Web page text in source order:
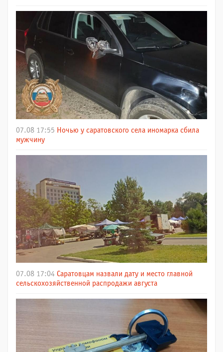
07.08 17:55 Ночью у саратовского села иномарка сбила
мужчину
07.08 17:04 Саратовцам назвали дату и место главной
сельскохозяйственной распродажи августа